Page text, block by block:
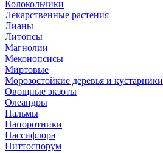
Колокольчики
Лекарственные растения
Лианы
Литопсы
Магнолии
Меконопсисы
Миртовые
Морозостойкие деревья и кустарники
Овощные экзоты
Олеандры
Пальмы
Папоротники
Пассифлора
Питтоспорум